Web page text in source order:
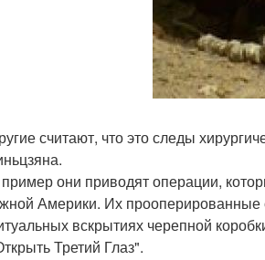
считают, что это следы
они приводят операции,
Америки. Их прооперированные
вскрытиях черепной
Третий Глаз".